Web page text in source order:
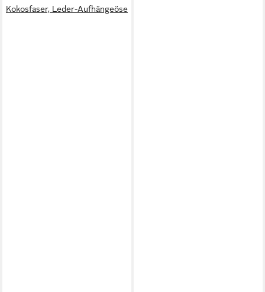
Kokosfaser, Leder-Aufhängeöse